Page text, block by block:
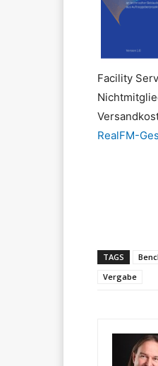
Facility
RealFM-
TAGS
Vergabe